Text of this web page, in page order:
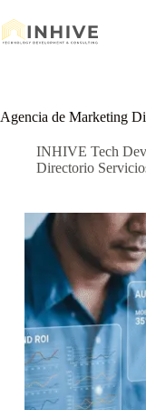
al
contenido
Agencia de Marketing
INHIVE Tech
Directorio